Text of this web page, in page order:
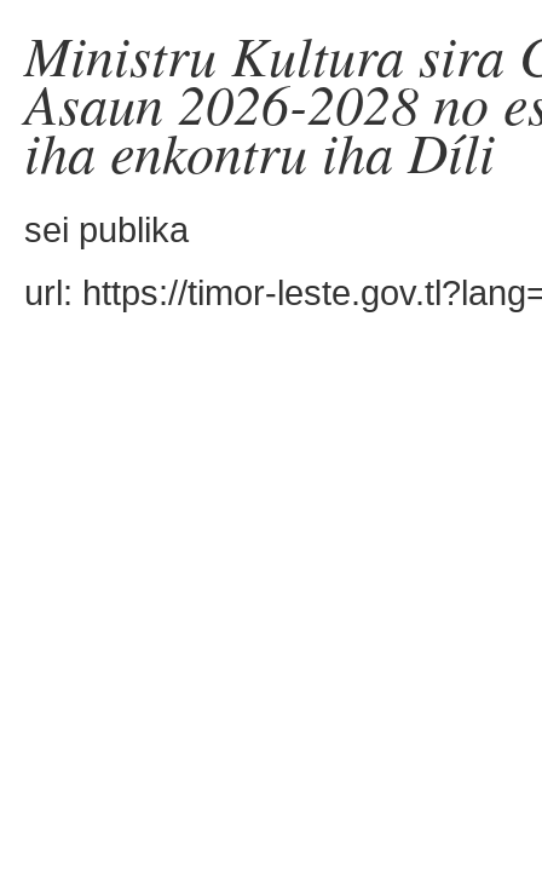
Ministru Kultura sira
Asaun 2026-2028 no
iha enkontru iha Díli
sei publika
url: https://timor-